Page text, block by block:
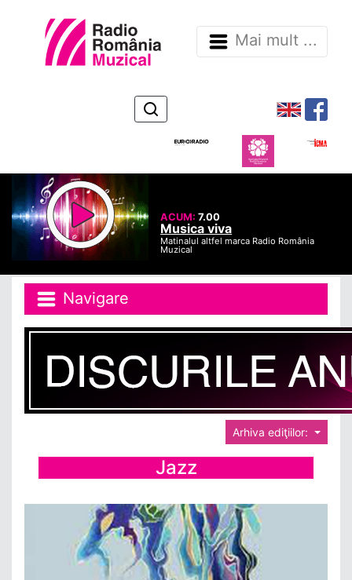
Mai mult ...
ACUM:7.00
Musica viva
Matinalul altfel marca Radio România
Muzical
Navigare
Arhiva ediţiilor:
Jazz